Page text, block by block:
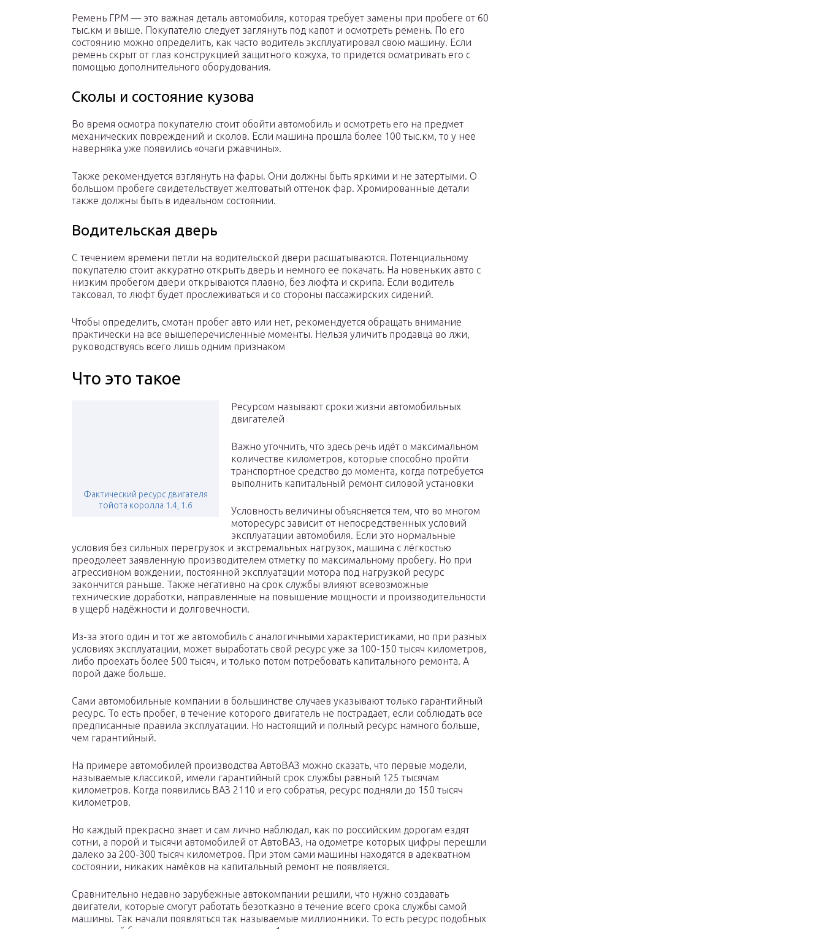
Ремень ГРМ — это важная деталь автомобиля, которая требует замены при пробеге от 60
тыс.км и выше. Покупателю следует заглянуть под капот и осмотреть ремень. По его
состоянию можно определить, как часто водитель эксплуатировал свою машину. Если
ремень скрыт от глаз конструкцией защитного кожуха, то придется осматривать его с
помощью дополнительного оборудования.
Сколы и состояние кузова
Во время осмотра покупателю стоит обойти автомобиль и осмотреть его на предмет
механических повреждений и сколов. Если машина прошла более 100 тыс.км, то у нее
наверняка уже появились «очаги ржавчины».
Также рекомендуется взглянуть на фары. Они должны быть яркими и не затертыми. О
большом пробеге свидетельствует желтоватый оттенок фар. Хромированные детали
также должны быть в идеальном состоянии.
Водительская дверь
С течением времени петли на водительской двери расшатываются. Потенциальному
покупателю стоит аккуратно открыть дверь и немного ее покачать. На новеньких авто с
низким пробегом двери открываются плавно, без люфта и скрипа. Если водитель
таксовал, то люфт будет прослеживаться и со стороны пассажирских сидений.
Чтобы определить, смотан пробег авто или нет, рекомендуется обращать внимание
практически на все вышеперечисленные моменты. Нельзя уличить продавца во лжи,
руководствуясь всего лишь одним признаком
Что это такое
Фактический ресурс двигателя
тойота королла 1.4, 1.6
Ресурсом называют сроки жизни автомобильных
двигателей
Важно уточнить, что здесь речь идёт о максимальном
количестве километров, которые способно пройти
транспортное средство до момента, когда потребуется
выполнить капитальный ремонт силовой установки
Условность величины объясняется тем, что во многом
моторесурс зависит от непосредственных условий
эксплуатации автомобиля. Если это нормальные
условия без сильных перегрузок и экстремальных нагрузок, машина с лёгкостью
преодолеет заявленную производителем отметку по максимальному пробегу. Но при
агрессивном вождении, постоянной эксплуатации мотора под нагрузкой ресурс
закончится раньше. Также негативно на срок службы влияют всевозможные
технические доработки, направленные на повышение мощности и производительности
в ущерб надёжности и долговечности.
Из-за этого один и тот же автомобиль с аналогичными характеристиками, но при разных
условиях эксплуатации, может выработать свой ресурс уже за 100-150 тысяч километров,
либо проехать более 500 тысяч, и только потом потребовать капитального ремонта. А
порой даже больше.
Сами автомобильные компании в большинстве случаев указывают только гарантийный
ресурс. То есть пробег, в течение которого двигатель не пострадает, если соблюдать все
предписанные правила эксплуатации. Но настоящий и полный ресурс намного больше,
чем гарантийный.
На примере автомобилей производства АвтоВАЗ можно сказать, что первые модели,
называемые классикой, имели гарантийный срок службы равный 125 тысячам
километров. Когда появились ВАЗ 2110 и его собратья, ресурс подняли до 150 тысяч
километров.
Но каждый прекрасно знает и сам лично наблюдал, как по российским дорогам ездят
сотни, а порой и тысячи автомобилей от АвтоВАЗ, на одометре которых цифры перешли
далеко за 200-300 тысяч километров. При этом сами машины находятся в адекватном
состоянии, никаких намёков на капитальный ремонт не появляется.
Сравнительно недавно зарубежные автокомпании решили, что нужно создавать
двигатели, которые смогут работать безотказно в течение всего срока службы самой
машины. Так начали появляться так называемые миллионники. То есть ресурс подобных